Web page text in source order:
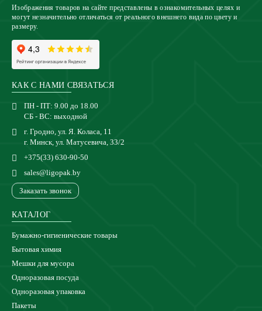
Изображения товаров на сайте представлены в ознакомительных целях и
могут незначительно отличаться от реального внешнего вида по цвету и
размеру.
КАК С НАМИ СВЯЗАТЬСЯ
ПН - ПТ: 9.00 до 18.00
СБ - ВС: выходной
г. Гродно, ул. Я. Коласа, 11
г. Минск, ул. Матусевича, 33/2
+375(33) 630-90-50
sales@ligopak.by
Заказать звонок
КАТАЛОГ
Бумажно-гигиенические товары
Бытовая химия
Мешки для мусора
Одноразовая посуда
Одноразовая упаковка
Пакеты